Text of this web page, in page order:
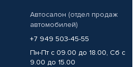
Автосалон (отдел продаж
автомобилей)
+7 949 503-45-55
Пн-Пт с 09.00 до 18.00, Сб с
9.00 до 15.00